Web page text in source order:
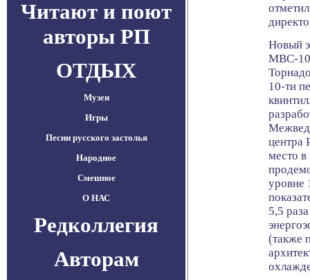
Читают и поют
авторы РП
ОТДЫХ
Музеи
Игры
Песни русского застолья
Народное
Смешное
О НАС
Редколлегия
Авторам
Новый
МВС-
10-ти
центра
место
уровне
5,5
(также